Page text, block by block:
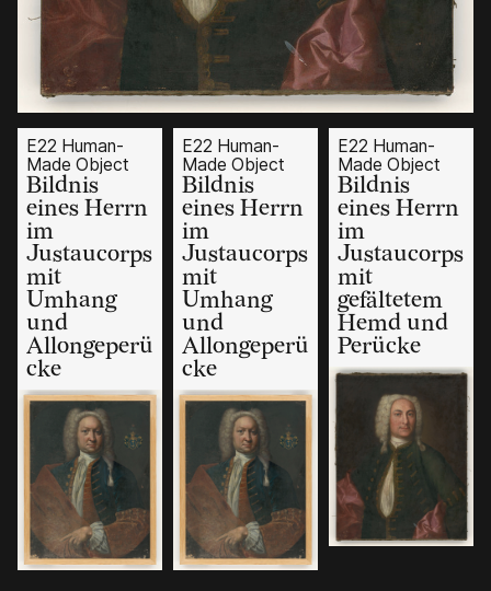
E22 Human-
Made Object
Bildnis
eines Herrn
im
Justaucorps
mit
Umhang
und
Allongeperü
cke
E22 Human-
Made Object
Bildnis
eines Herrn
im
Justaucorps
mit
Umhang
und
Allongeperü
cke
E22 Human-
Made Object
Bildnis
eines Herrn
im
Justaucorps
mit
gefältetem
Hemd und
Perücke